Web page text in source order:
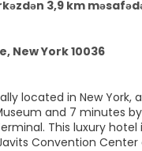
3,9 km
New York 10036
located in New York,
and 7 minutes
is 0.5 mi (0.7
Convention Center